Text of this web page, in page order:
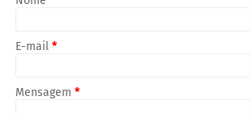
E-mail *
Mensagem *